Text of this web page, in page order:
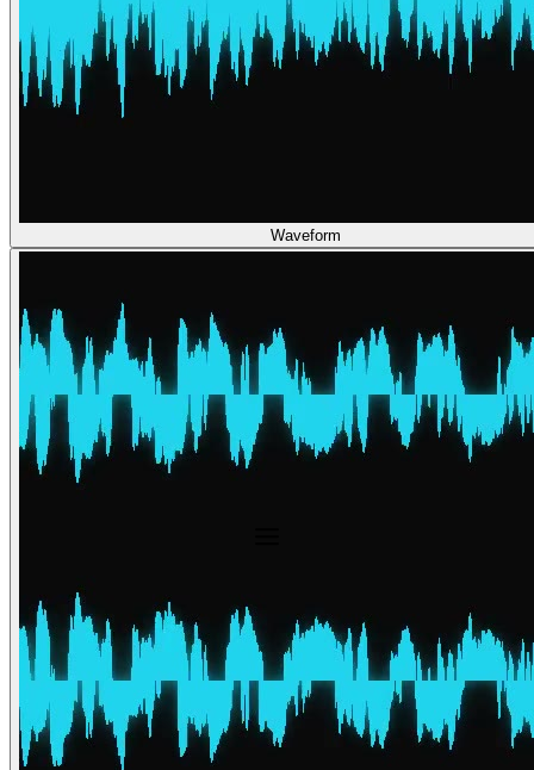
Waveform